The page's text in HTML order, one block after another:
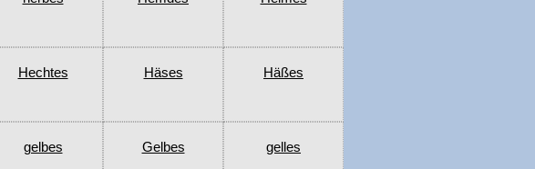
Hechtes Häses Häßes
gelbes Gelbes gelles